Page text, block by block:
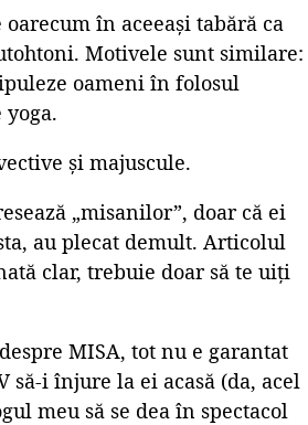
în aceeași tabără ca
Motivele sunt similare:
oameni în folosul
și majuscule.
„misanilor”, doar că ei
au plecat demult. Articolul
clar, trebuie doar să te uiți
MISA, tot nu e garantat
i înjure la ei acasă (da, acel
meu să se dea în spectacol